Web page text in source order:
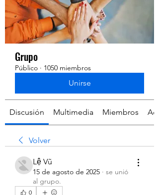
Grupo
Público · 1050 miembros
Unirse
Discusión Multimedia Miembros
Volver
Lệ Vũ
15 de agosto de 2025 · se unió
al grupo.
0